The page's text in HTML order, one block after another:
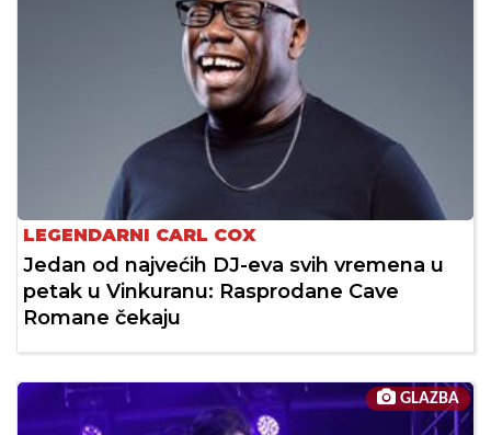
LEGENDARNI CARL COX
Jedan od najvećih DJ-eva svih vremena u
petak u Vinkuranu: Rasprodane Cave
Romane čekaju
GLAZBA